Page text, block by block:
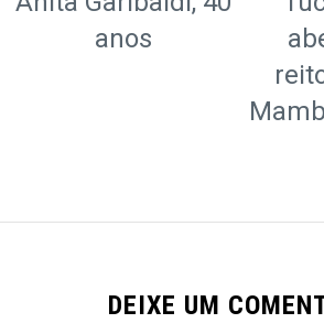
anos
DEIXE UM